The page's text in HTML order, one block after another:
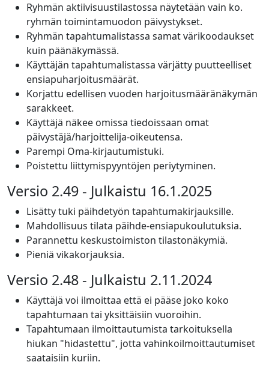
Ryhmän aktiivisuustilastossa näytetään vain ko.
ryhmän toimintamuodon päivystykset.
Ryhmän tapahtumalistassa samat värikoodaukset
kuin päänäkymässä.
Käyttäjän tapahtumalistassa värjätty puutteelliset
ensiapuharjoitusmäärät.
Korjattu edellisen vuoden harjoitusmääränäkymän
sarakkeet.
Käyttäjä näkee omissa tiedoissaan omat
päivystäjä/harjoittelija-oikeutensa.
Parempi Oma-kirjautumistuki.
Poistettu liittymispyyntöjen periytyminen.
Versio 2.49 - Julkaistu 16.1.2025
Lisätty tuki päihdetyön tapahtumakirjauksille.
Mahdollisuus tilata päihde-ensiapukoulutuksia.
Parannettu keskustoimiston tilastonäkymiä.
Pieniä vikakorjauksia.
Versio 2.48 - Julkaistu 2.11.2024
Käyttäjä voi ilmoittaa että ei pääse joko koko
tapahtumaan tai yksittäisiin vuoroihin.
Tapahtumaan ilmoittautumista tarkoituksella
hiukan "hidastettu", jotta vahinkoilmoittautumiset
saataisiin kuriin.